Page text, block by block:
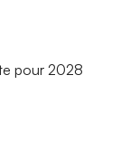
pour 2028